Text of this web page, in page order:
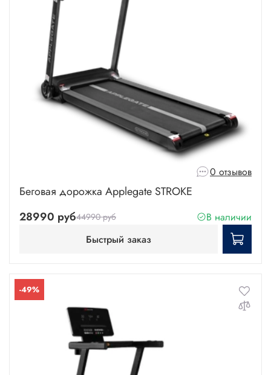
0 отзывов
Беговая дорожка Applegate STROKE
28990 руб44990 руб
В наличии
Быстрый заказ
-49%